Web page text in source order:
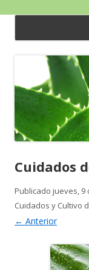
Aloe Vera
saltar
contenido
Cuidados
Publicado jueves, 9
Cuidados y Cultivo
← Anterior